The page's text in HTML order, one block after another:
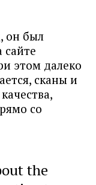
он был
сайте
этом далеко
сканы и
со
the